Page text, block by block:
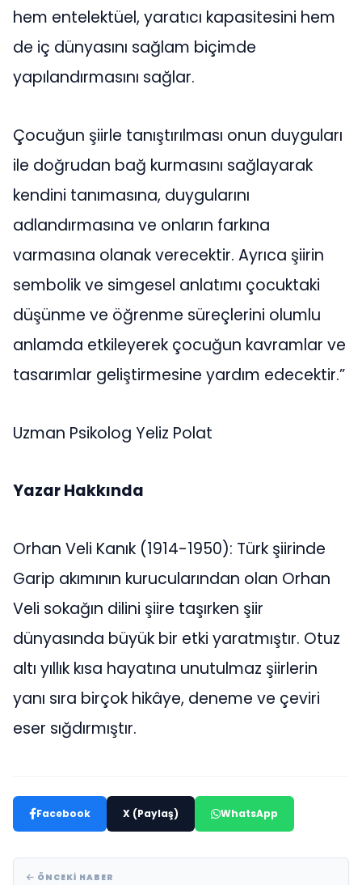
hem entelektüel, yaratıcı kapasitesini hem
de iç dünyasını sağlam biçimde
yapılandırmasını sağlar.
Çocuğun şiirle tanıştırılması onun duyguları
ile doğrudan bağ kurmasını sağlayarak
kendini tanımasına, duygularını
adlandırmasına ve onların farkına
varmasına olanak verecektir. Ayrıca şiirin
sembolik ve simgesel anlatımı çocuktaki
düşünme ve öğrenme süreçlerini olumlu
anlamda etkileyerek çocuğun kavramlar ve
tasarımlar geliştirmesine yardım edecektir.”
Uzman Psikolog Yeliz Polat
Yazar Hakkında
Orhan Veli Kanık (1914-1950): Türk şiirinde
Garip akımının kurucularından olan Orhan
Veli sokağın dilini şiire taşırken şiir
dünyasında büyük bir etki yaratmıştır. Otuz
altı yıllık kısa hayatına unutulmaz şiirlerin
yanı sıra birçok hikâye, deneme ve çeviri
eser sığdırmıştır.
Facebook X (Paylaş) WhatsApp
ÖNCEKI HABER